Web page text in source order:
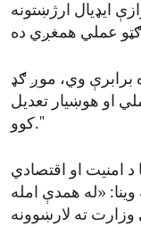
ایډیال ارژښتونه
وي، موږ ګډ
او هوښیار تعدیل
کوو."
امنیت او اقتصادي
«له همدې امله
ته لارښوونه